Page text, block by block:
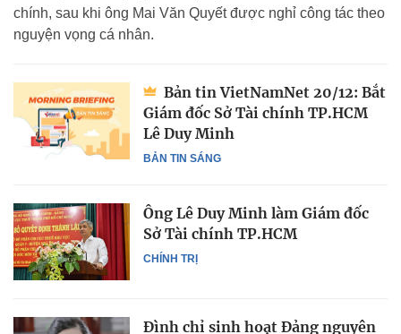
chính, sau khi ông Mai Văn Quyết được nghỉ công tác theo
nguyện vọng cá nhân.
BẢN TIN SÁNG
Bản tin VietNamNet 20/12: Bắt
Giám đốc Sở Tài chính TP.HCM
Lê Duy Minh
CHÍNH TRỊ
Ông Lê Duy Minh làm Giám đốc
Sở Tài chính TP.HCM
Đình chỉ sinh hoạt Đảng nguyên